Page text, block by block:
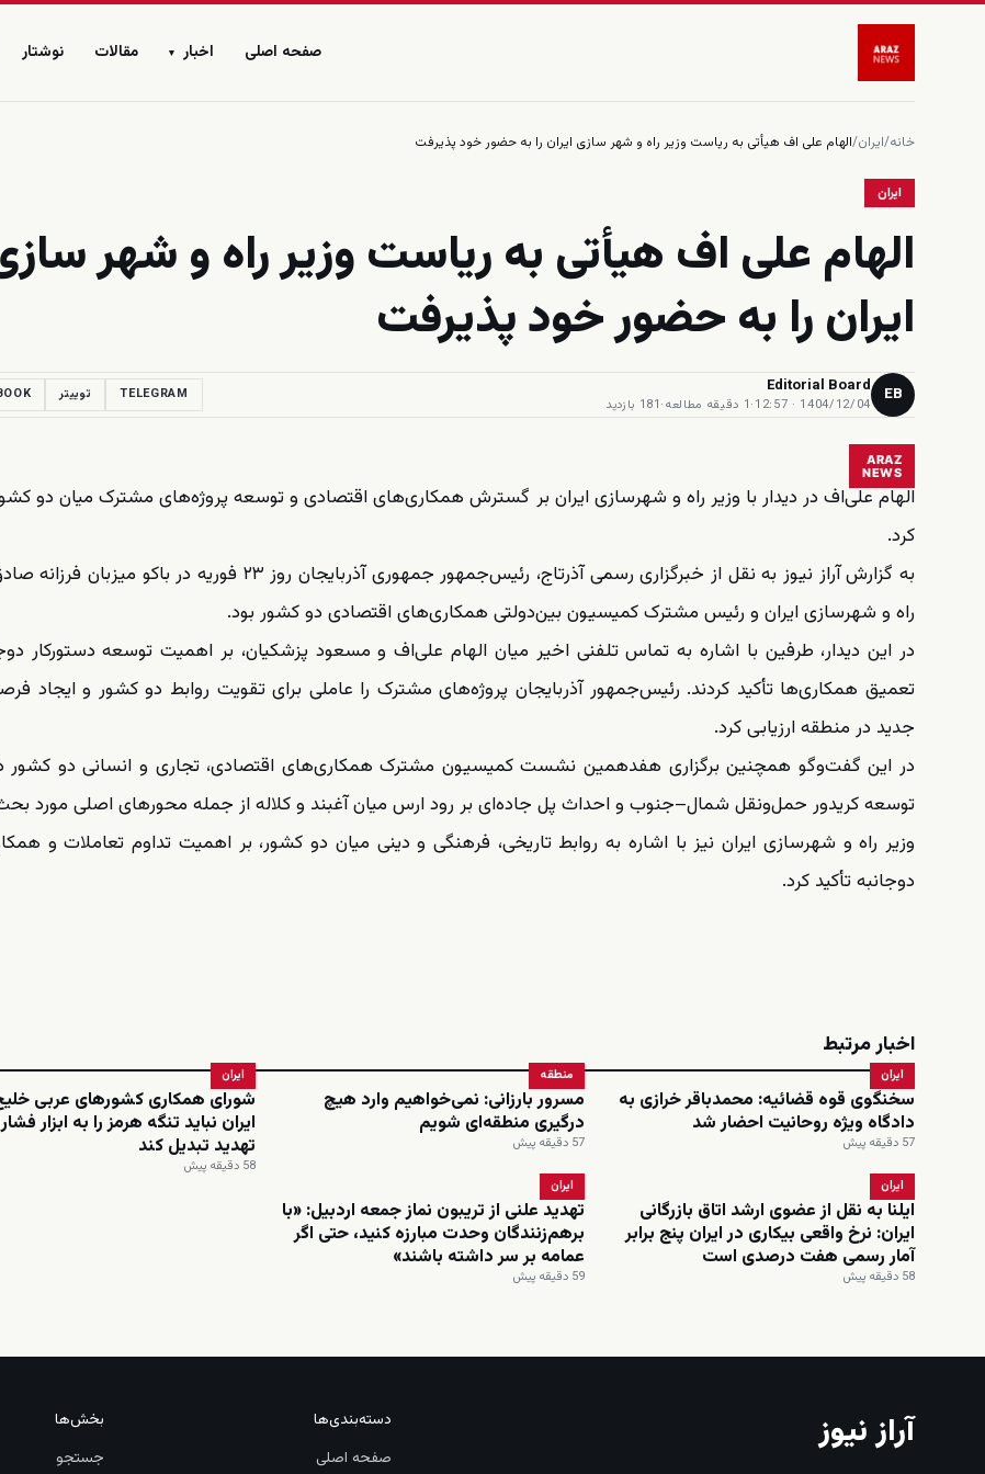
صفحه اصلی اخبار ▾ مقالات نوشتار
خانه/ایران/الهام على اف هيأتى به رياست وزير راه و شهر سازى ايران را به حضور خود پذيرفت
ایران
الهام على اف هيأتى به رياست وزير راه و شهر
ايران را به حضور خود پذيرفت
EB
Editorial Board
1404/12/04 · 12:57
·1 دقیقه مطالعه ·181 بازدید
TELEGRAM توییتر
ARAZ
NEWS
الهام علی‌اف در دیدار با وزیر راه و شهرسازی ایران بر گسترش همکاری‌های اقتصادی و توسعه پروژه‌های مشترک میان دو
کرد.
به گزارش آراز نیوز به نقل از خبرگزاری رسمی آذرتاج، رئیس‌جمهور جمهوری آذربایجان روز ۲۳ فوریه در باکو
راه و شهرسازی ایران و رئیس مشترک کمیسیون بین‌دولتی همکاری‌های اقتصادی دو کشور بود.
در این دیدار، طرفین با اشاره به تماس تلفنی اخیر میان الهام علی‌اف و مسعود پزشکیان، بر اهمیت توسعه دستورکار
تعمیق همکاری‌ها تأکید کردند. رئیس‌جمهور آذربایجان پروژه‌های مشترک را عاملی برای تقویت روابط دو کشور و ایجاد
جدید در منطقه ارزیابی کرد.
در این گفت‌وگو همچنین برگزاری هفدهمین نشست کمیسیون مشترک همکاری‌های اقتصادی، تجاری و انسانی دو کشور
توسعه کریدور حمل‌ونقل شمال–جنوب و احداث پل جاده‌ای بر رود ارس میان آغبند و کلاله از جمله محورهای اصلی مورد
وزیر راه و شهرسازی ایران نیز با اشاره به روابط تاریخی، فرهنگی و دینی میان دو کشور، بر اهمیت تداوم تعاملات و
دوجانبه تأکید کرد.
اخبار مرتبط
ایران
سخنگوی قوه قضائیه: محمدباقر خرازی به
دادگاه ویژه روحانیت احضار شد
57 دقیقه پیش
منطقه
مسرور بارزانی: نمی‌خواهیم وارد هیچ
درگیری منطقه‌ای شویم
57 دقیقه پیش
ایران
شورای همکاری کشورهای عربی
ایران نباید تنگه هرمز را به ابزار
تهدید تبدیل کند
58 دقیقه پیش
ایران
ایلنا به نقل از عضوی ارشد اتاق بازرگانی
ایران: نرخ واقعی بیکاری در ایران پنج برابر
آمار رسمی هفت درصدی است
58 دقیقه پیش
ایران
تهدید علنی از تریبون نماز جمعه اردبیل: «با
برهم‌زنندگان وحدت مبارزه کنید، حتی اگر
عمامه بر سر داشته باشند»
59 دقیقه پیش
آراز نیوز
دسته‌بندی‌ها
صفحه اصلی
بخش‌ها
جستجو